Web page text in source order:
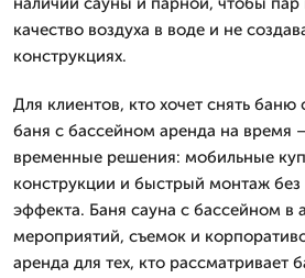
качество воздуха в воде и не
конструкциях.
Для клиентов, кто хочет снять баню
баня с бассейном аренда на время
временные решения: мобильные
конструкции и быстрый монтаж без
эффекта. Баня сауна с бассейном в
мероприятий, съемок и
аренда для тех, кто рассматривает